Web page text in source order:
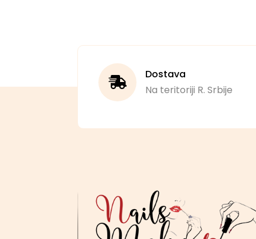
Dostava
Na teritoriji R. Srbije